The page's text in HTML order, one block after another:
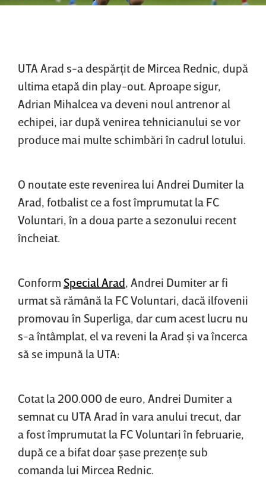
UTA Arad s-a despărţit de Mircea Rednic, după
ultima etapă din play-out. Aproape sigur,
Adrian Mihalcea va deveni noul antrenor al
echipei, iar după venirea tehnicianului se vor
produce mai multe schimbări în cadrul lotului.
O noutate este revenirea lui Andrei Dumiter la
Arad, fotbalist ce a fost împrumutat la FC
Voluntari, în a doua parte a sezonului recent
încheiat.
Conform Special Arad , Andrei Dumiter ar fi
urmat să rămână la FC Voluntari, dacă ilfovenii
promovau în Superliga, dar cum acest lucru nu
s-a întâmplat, el va reveni la Arad şi va încerca
să se impună la UTA:
Cotat la 200.000 de euro, Andrei Dumiter a
semnat cu UTA Arad în vara anului trecut, dar
a fost împrumutat la FC Voluntari în februarie,
după ce a bifat doar şase prezenţe sub
comanda lui Mircea Rednic.